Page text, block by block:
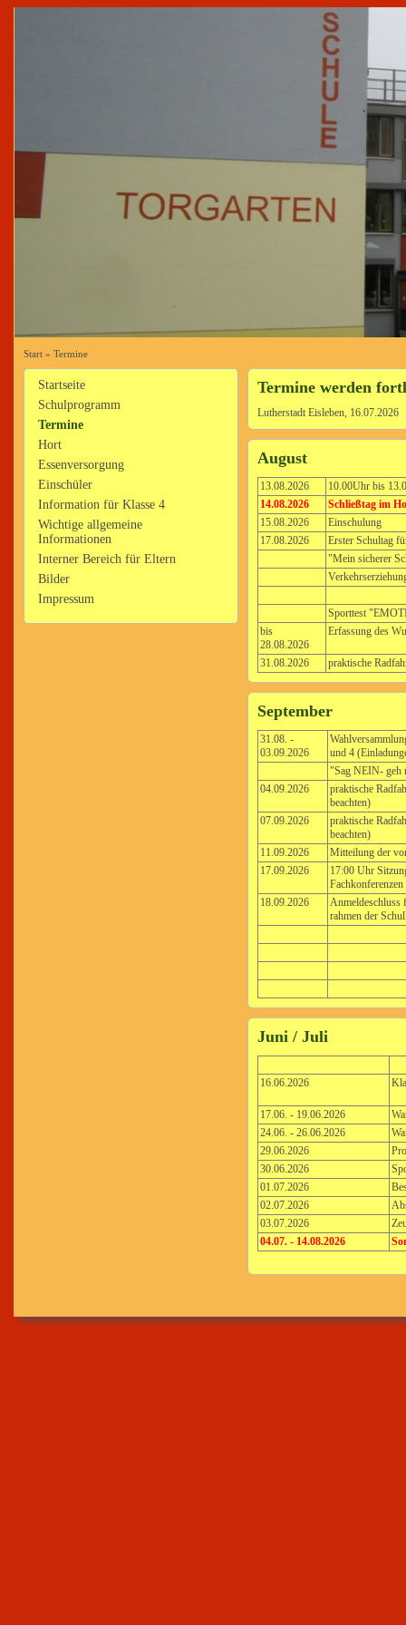
Start» Termine
Startseite
Schulprogramm
Termine
Hort
Essenversorgung
Einschüler
Information für Klasse 4
Wichtige allgemeine
Informationen
Interner Bereich für Eltern
Bilder
Impressum
Termine werden
Lutherstadt Eisleben, 16.07.2026
August
13.08.2026
10.00Uhr bis
14.08.2026
Schließtag im
15.08.2026
Einschulung
17.08.2026
Erster Schultag
"Mein sicherer
Sporttest
bis
28.08.2026
Erfassung des
31.08.2026 praktische
September
31.08. -
03.09.2026
und 4
"Sag NEIN- geh
04.09.2026
praktische
beachten)
07.09.2026
praktische
beachten)
11.09.2026
Mitteilung der
17.09.2026
17:00 Uhr
Fachkonferenzen
18.09.2026
Anmeldeschluss
rahmen der
Juni / Juli
16.06.2026
17.06. - 19.06.2026
24.06. - 26.06.2026
29.06.2026
30.06.2026
01.07.2026
02.07.2026
03.07.2026
04.07. - 14.08.2026